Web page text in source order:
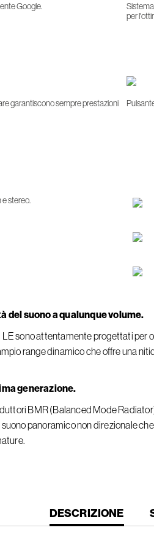
Google.
per
garantiscono sempre prestazioni
stereo.
del suono a qualunque volume.
sono attentamente progettati per
range dinamico che offre una
generazione.
BMR (Balanced Mode
panoramico non direzionale
CURRENT
TAB:
DESCRIZIONE